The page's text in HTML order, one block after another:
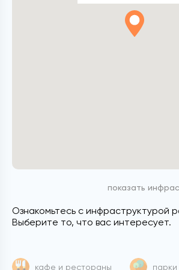
Ознакомьтесь с инфраструктурой
Выберите то, что вас интересует.
кафе и рестораны
показать